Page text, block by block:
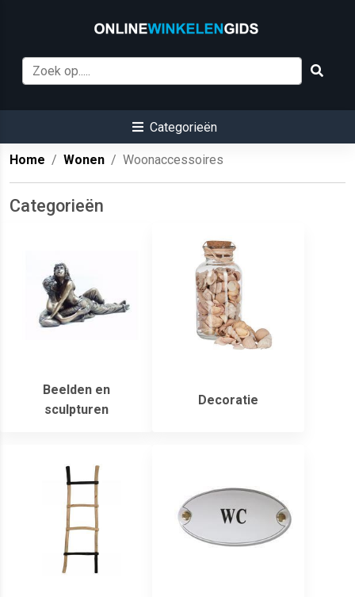
Categorieën
Home Wonen Woonaccessoires
Categorieën
Beelden en
sculpturen
Decoratie